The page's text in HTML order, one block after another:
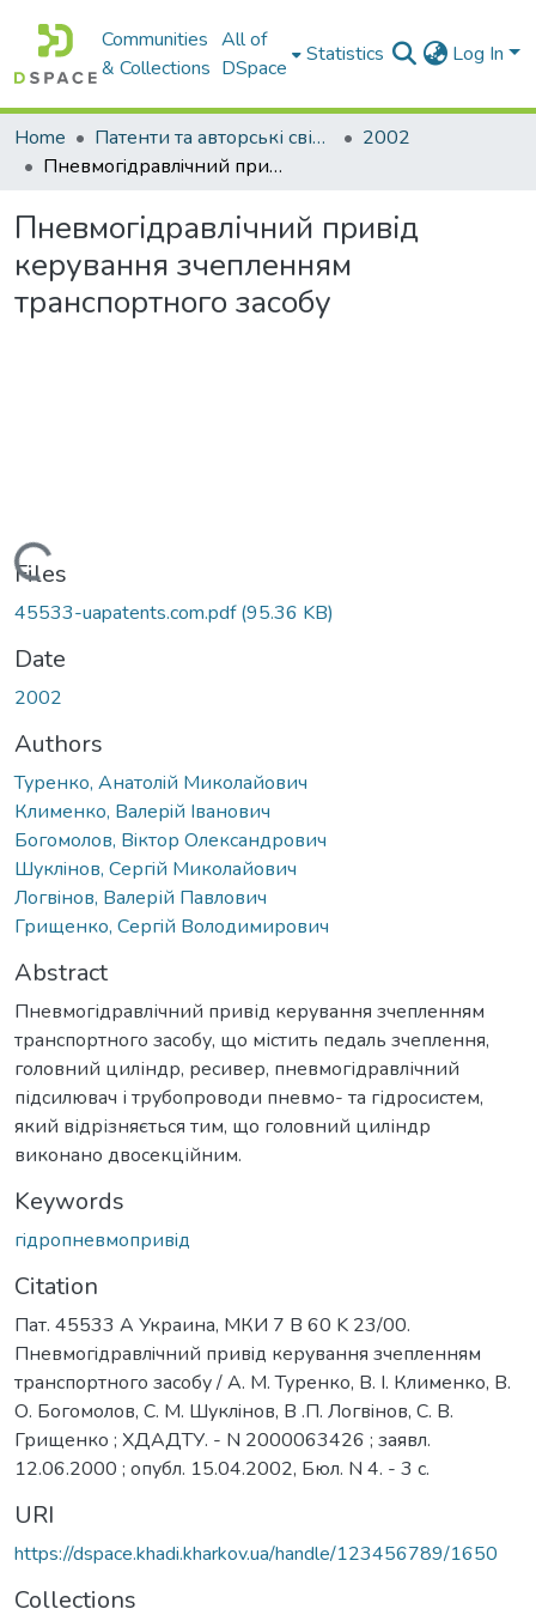
Communities
& Collections
All of
DSpace
Statistics Log In
Home Патенти та авторські свідоцтва
2002
Пневмогiдравлiчний привiд керування зчепленням транспортного засобу
Пневмогiдравлiчний привiд
керування зчепленням
транспортного засобу
Loading...
Files
45533-uapatents.com.pdf(95.36 KB)
Date
2002
Authors
Туренко, Анатолiй Миколайович
Клименко, Валерiй Iванович
Богомолов, Вiктор Олександрович
Шуклiнов, Сергiй Миколайович
Логвiнов, Валерій Павлович
Грищенко, Сергiй Володимирович
Abstract
Пневмогідравлічний привід керування зчепленням
транспортного засобу, що містить педаль зчеплення,
головний циліндр, ресивер, пневмогідравлічний
підсилювач і трубопроводи пневмо- та гідросистем,
який відрізняється тим, що головний циліндр
виконано двосекційним.
Keywords
гiдропневмопривiд
Citation
Пат. 45533 А Украина, МКИ 7 B 60 K 23/00.
Пневмогiдравлiчний привiд керування зчепленням
транспортного засобу / А. М. Туренко, В. I. Клименко, В.
О. Богомолов, С. М. Шуклiнов, В .П. Логвiнов, С. В.
Грищенко ; ХДАДТУ. - N 2000063426 ; заявл.
12.06.2000 ; опубл. 15.04.2002, Бюл. N 4. - 3 с.
URI
https://dspace.khadi.kharkov.ua/handle/123456789/1650
Collections